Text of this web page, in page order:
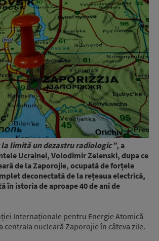
limită un dezastru radiologic”, a
Ucrainei, Volodimir Zelenski, dupa ce
de la Zaporojie, ocupată de forțele
deconectată de la rețeaua electrică,
în istoria de aproape 40 de ani de
Internaționale pentru Energie Atomică
centrala nucleară Zaporojie în câteva zile.